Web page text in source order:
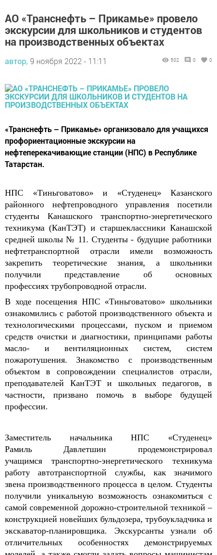
АО «Транснефть – Прикамье» провело
экскурсии для школьников и студентов
на производственных объектах
автор, 9 ноября 2022 - 11:11 502 0 0
«Транснефть – Прикамье» организовало для учащихся
профориентационные экскурсии на
нефтеперекачивающие станции (НПС) в Республике
Татарстан.
НПС «Тиньговатово» и «Студенец» Казанского
районного нефтепроводного управления посетили
студенты Канашского транспортно-энергетического
техникума(КанТЭТ) и старшеклассники Канашской
средней школы № 11 . Студенты - будущие работники
нефтетранспортной отрасли имели возможность
закрепить теоретические знания, а школьники
получили представление об основных
профессиях трубопроводной отрасли.
В ходепосещения НПС «Тиньговатово»школьники
ознакомились с работой производственного объекта и
технологическими процессами, пуском и приемом
средств очистки и диагностики, принципами работы
масло- и вентиляционных систем, систем
пожаротушения. Знакомство с производственным
объектом в сопровождении специалистов отрасли,
преподавателей КанТЭТи школьных педагогов, в
частности, призвано помочь в выборе будущей
профессии.
Заместитель начальника НПС «Студенец»
Рамиль
Давлетшин продемонстрировал
учащимся
транспортно-энергетического техникума
работу автотранспортной службы, как значимого
звена производственного процесса в целом. Студенты
получили уникальную возможность ознакомиться с
самой современной дорожно-строительной техникой –
конструкцией новейших бульдозера, трубоукладчика и
экскаватор-планировщика. Экскурсанты узнали об
отличительных особенностях демонстрируемых